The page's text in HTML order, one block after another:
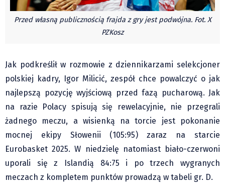
PZKO
Placówki dyplomatyczne w CZ
Recenzje
Pop Art
Wydarzenia
Nasze biblioteki
Publicystyka
Zdaniem...
Pre-teksty i kon-teksty Łęckiego
Na posiónku pisane Milerskiego (archiwum)
Przed własną publicznością frajda z gry jest podwójna. Fot. X
PZKosz
Jak podkreślił w rozmowie z dziennikarzami selekcjoner
polskiej kadry, Igor Milicić, zespół chce powalczyć o jak
najlepszą pozycję wyjściową przed fazą pucharową. Jak
na razie Polacy spisują się rewelacyjnie, nie przegrali
żadnego meczu, a wisienką na torcie jest pokonanie
mocnej ekipy Słowenii (105:95) zaraz na starcie
Eurobasket 2025. W niedzielę natomiast biało-czerwoni
uporali się z Islandią 84:75 i po trzech wygranych
meczach z kompletem punktów prowadzą w tabeli gr. D.